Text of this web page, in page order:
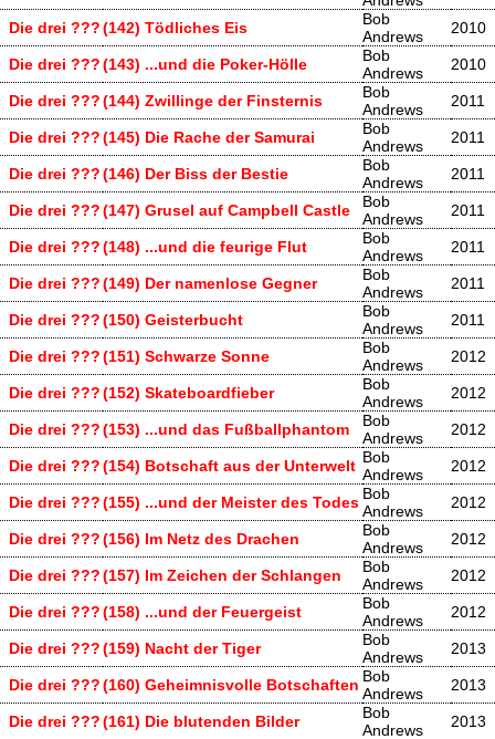
Die drei ???(142) Tödliches Eis
Bob
Andrews
2010
Die drei ???(143) ...und die Poker-Hölle
Bob
Andrews
2010
Die drei ???(144) Zwillinge der Finsternis
Bob
Andrews
2011
Die drei ???(145) Die Rache der Samurai
Bob
Andrews
2011
Die drei ???(146) Der Biss der Bestie
Bob
Andrews
2011
Die drei ???(147) Grusel auf Campbell Castle
Bob
Andrews
2011
Die drei ???(148) ...und die feurige Flut
Bob
Andrews
2011
Die drei ???(149) Der namenlose Gegner
Bob
Andrews
2011
Die drei ???(150) Geisterbucht
Bob
Andrews
2011
Die drei ???(151) Schwarze Sonne
Bob
Andrews
2012
Die drei ???(152) Skateboardfieber
Bob
Andrews
2012
Die drei ???(153) ...und das Fußballphantom
Bob
Andrews
2012
Die drei ???(154) Botschaft aus der Unterwelt Bob
Andrews
2012
Die drei ???(155) ...und der Meister des Todes Bob
Andrews
2012
Die drei ???(156) Im Netz des Drachen
Bob
Andrews
2012
Die drei ???(157) Im Zeichen der Schlangen
Bob
Andrews
2012
Die drei ???(158) ...und der Feuergeist
Bob
Andrews
2012
Die drei ???(159) Nacht der Tiger
Bob
Andrews
2013
Die drei ???(160) Geheimnisvolle Botschaften Bob
Andrews
2013
Die drei ???(161) Die blutenden Bilder
Bob
Andrews
2013